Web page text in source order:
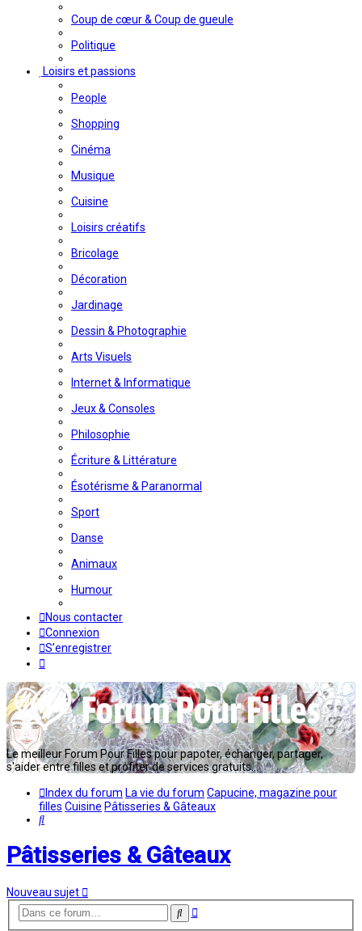
Coup de cœur & Coup de gueule
Politique
Loisirs et passions
People
Shopping
Cinéma
Musique
Cuisine
Loisirs créatifs
Bricolage
Décoration
Jardinage
Dessin & Photographie
Arts Visuels
Internet & Informatique
Jeux & Consoles
Philosophie
Écriture & Littérature
Ésotérisme & Paranormal
Sport
Danse
Animaux
Humour
Nous contacter
Connexion
S’enregistrer
Le meilleur Forum Pour Filles pour papoter, échanger, partager,
s'aider entre filles et profiter de services gratuits...
Index du forum La vie du forum Capucine, magazine pour
filles Cuisine Pâtisseries & Gâteaux
Rechercher
Pâtisseries & Gâteaux
Nouveau sujet
Rechercher
Recherche